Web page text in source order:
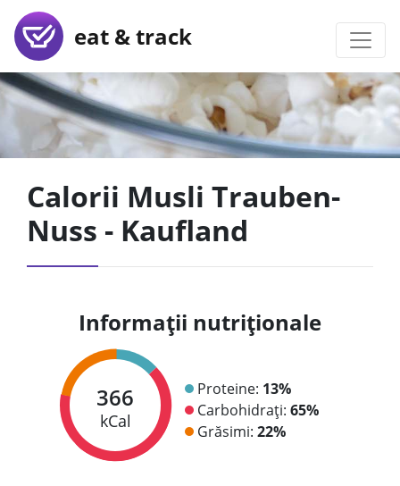
eat & track
Calorii Musli Trauben-
Nuss - Kaufland
Informații nutriționale
366
kCal
Proteine: 13%
Carbohidrați: 65%
Grăsimi: 22%